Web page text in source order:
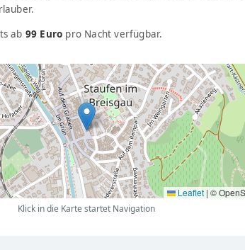
ab 99 Euro pro Nacht verfügbar.
Leaflet | ©
Klick in die Karte startet Navigation